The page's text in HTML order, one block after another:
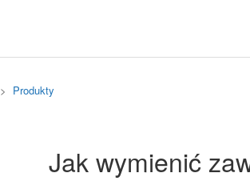
Produkty
Jak wymienić